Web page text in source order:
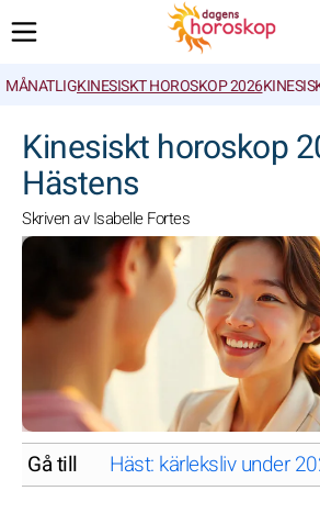
MÅNATLIGKINESISKT HOROSKOP 2026
Kinesiskt horoskop
Hästens
Skriven av Isabelle Fortes
Gå till Häst: kärleksliv under